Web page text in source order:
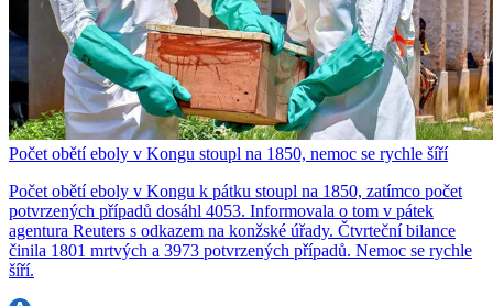
Počet obětí eboly v Kongu stoupl na 1850, nemoc se rychle šíří
Počet obětí eboly v Kongu k pátku stoupl na 1850, zatímco počet
potvrzených případů dosáhl 4053. Informovala o tom v pátek
agentura Reuters s odkazem na konžské úřady. Čtvrteční bilance
činila 1801 mrtvých a 3973 potvrzených případů. Nemoc se rychle
šíří.